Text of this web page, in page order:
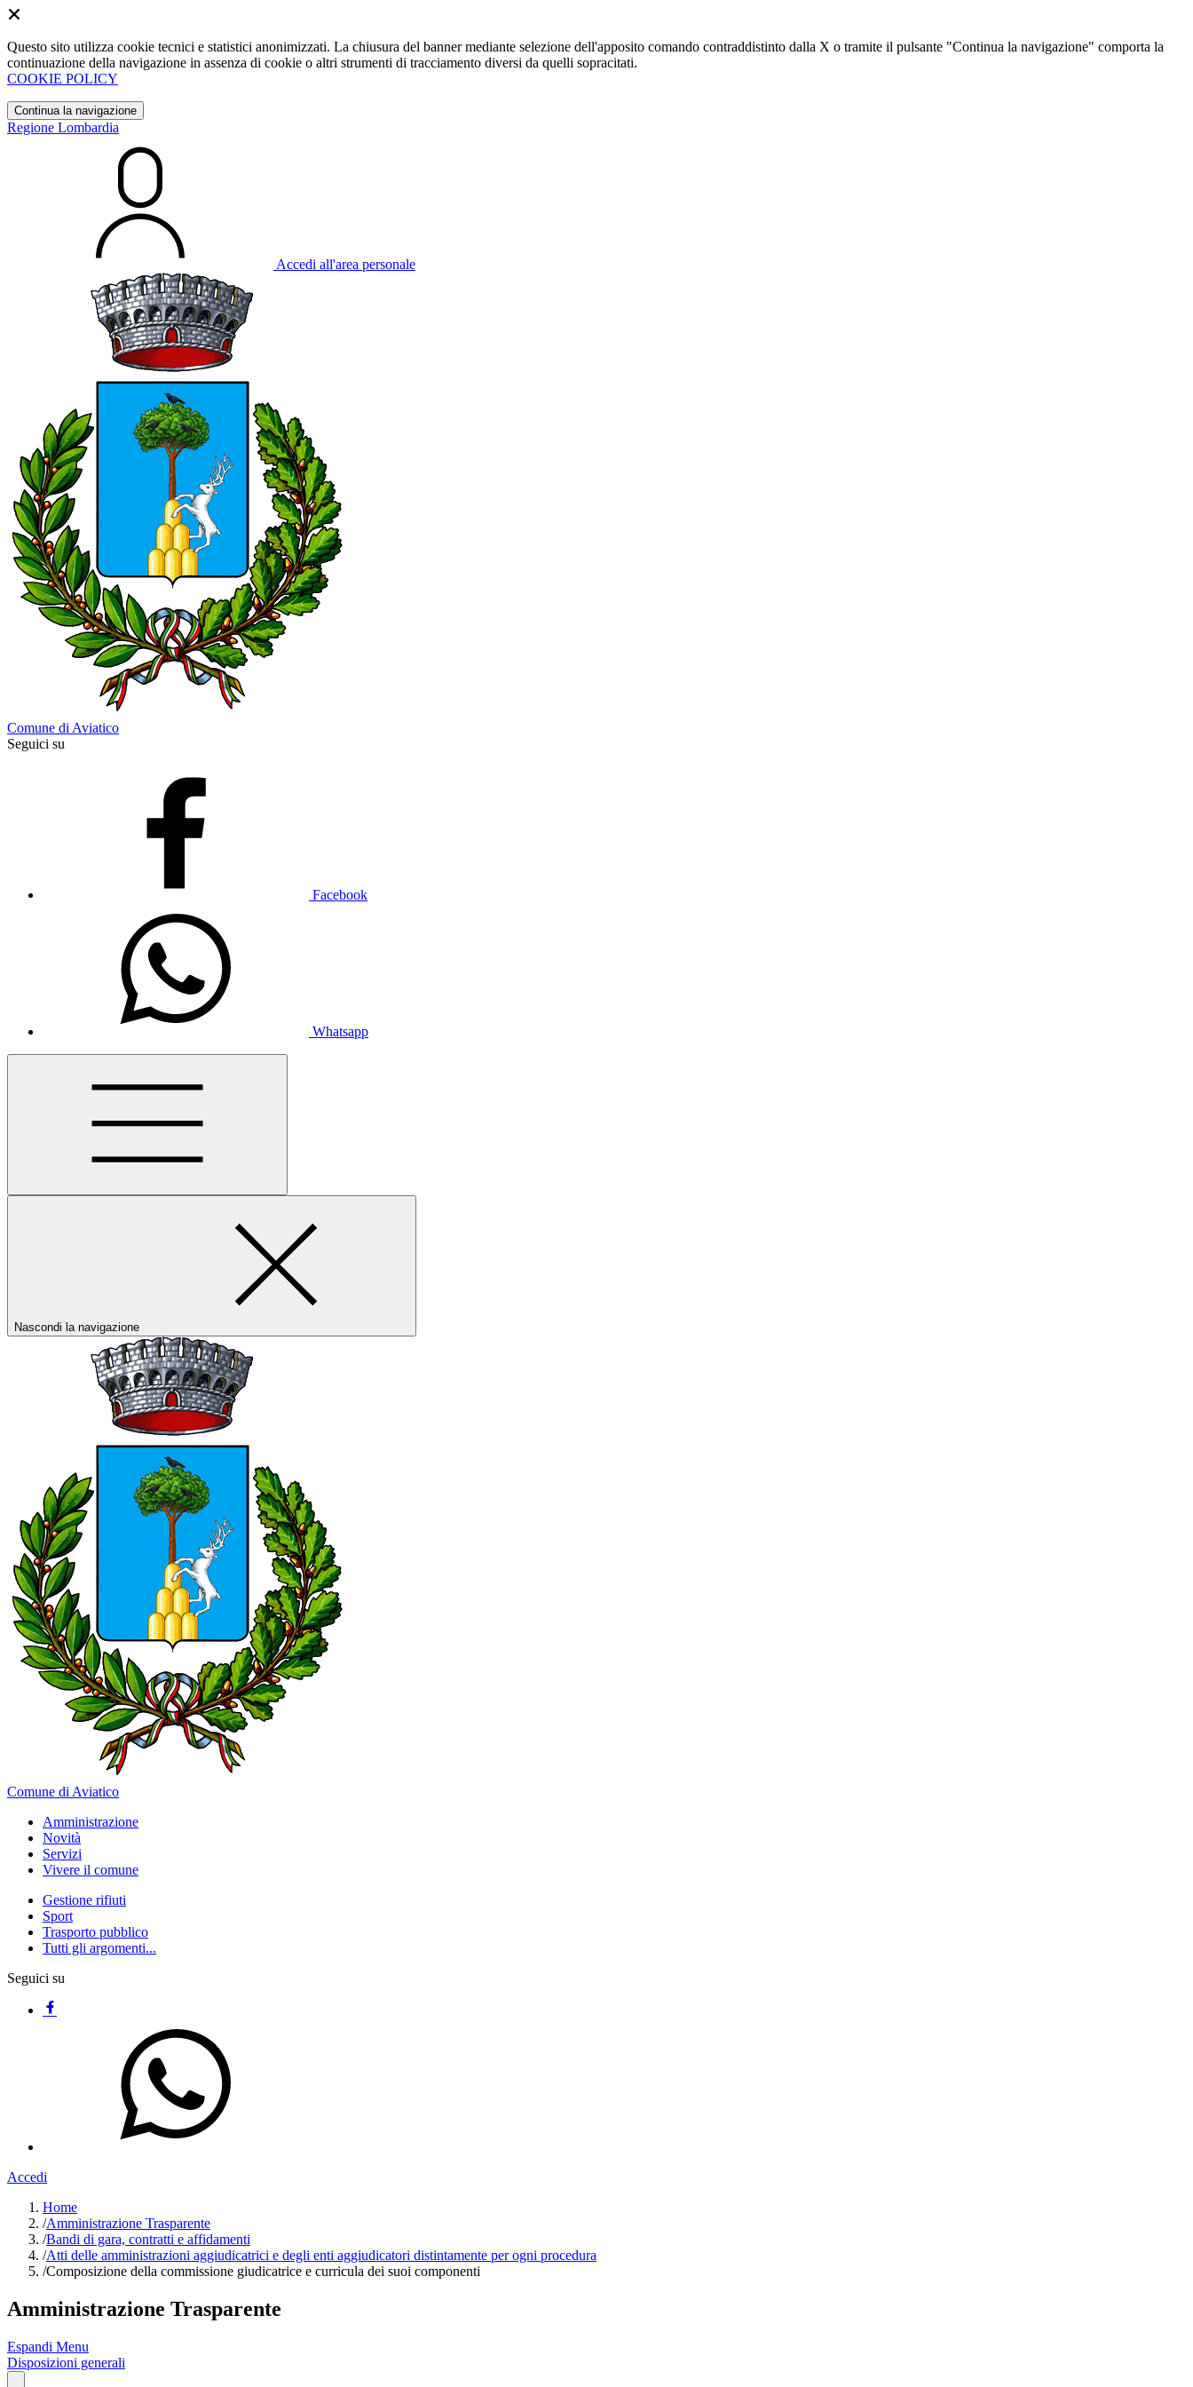
Questo sito utilizza cookie tecnici e statistici anonimizzati. La chiusura del banner mediante selezione dell'apposito comando contraddistinto dalla X o tramite il pulsante "Continua la navigazione" comporta la
continuazione della navigazione in assenza di cookie o altri strumenti di tracciamento diversi da quelli sopracitati.
COOKIE POLICY
Continua la navigazione
Regione Lombardia
Accedi all'area personale
Comune di Aviatico
Seguici su
Facebook
Whatsapp
Nascondi la navigazione
Comune di Aviatico
Amministrazione
Novità
Servizi
Vivere il comune
Gestione rifiuti
Sport
Trasporto pubblico
Tutti gli argomenti...
Seguici su
Accedi
Home
/Amministrazione Trasparente
/Bandi di gara, contratti e affidamenti
/Atti delle amministrazioni aggiudicatrici e degli enti aggiudicatori distintamente per ogni procedura
/Composizione della commissione giudicatrice e curricula dei suoi componenti
Amministrazione Trasparente
Espandi Menu
Disposizioni generali